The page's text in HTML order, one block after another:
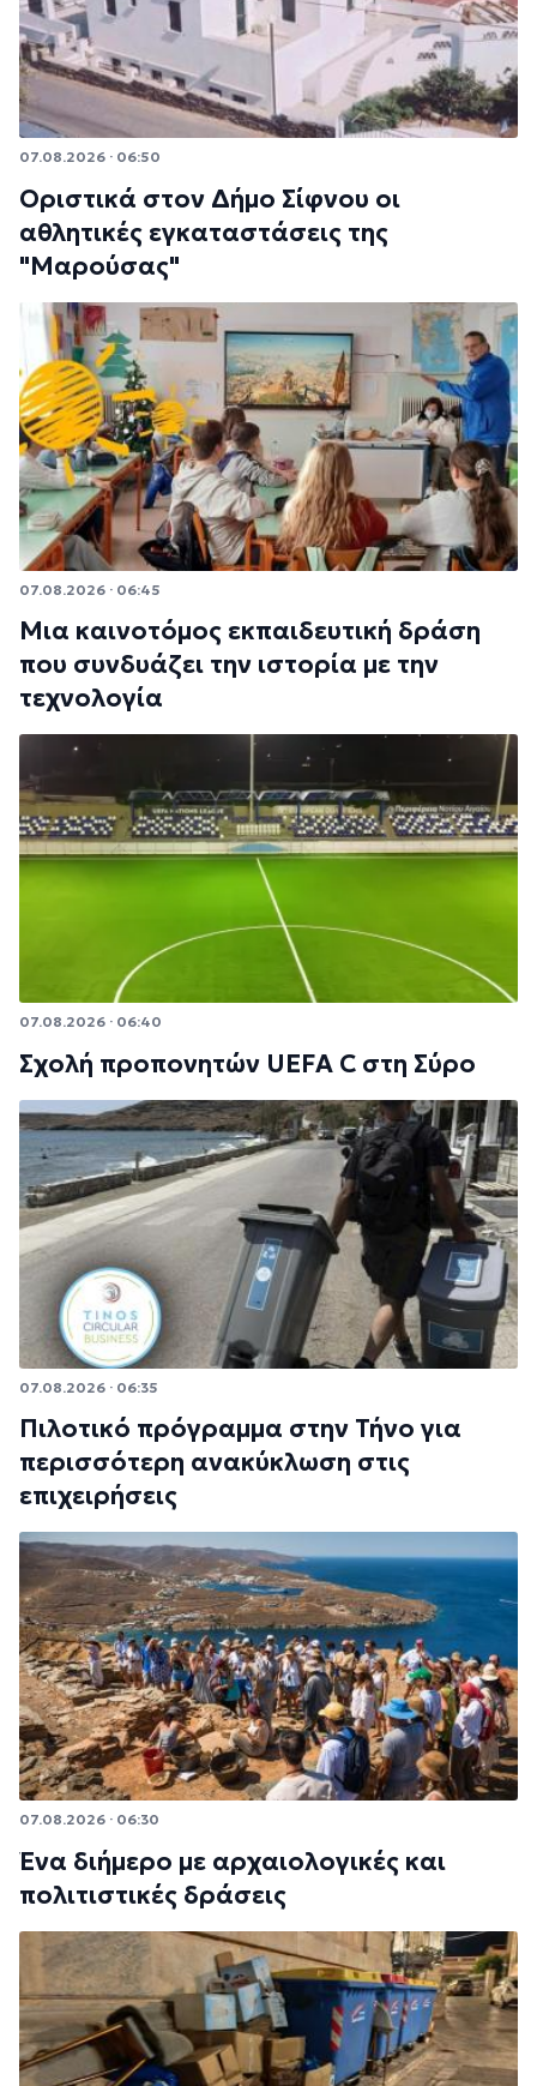
07.08.2026 · 06:50
Οριστικά στον Δήμο Σίφνου οι
αθλητικές εγκαταστάσεις της
"Μαρούσας"
07.08.2026 · 06:45
Μια καινοτόμος εκπαιδευτική δράση
που συνδυάζει την ιστορία με την
τεχνολογία
07.08.2026 · 06:40
Σχολή προπονητών UEFA C στη Σύρο
07.08.2026 · 06:35
Πιλοτικό πρόγραμμα στην Τήνο για
περισσότερη ανακύκλωση στις
επιχειρήσεις
07.08.2026 · 06:30
Ένα διήμερο με αρχαιολογικές και
πολιτιστικές δράσεις